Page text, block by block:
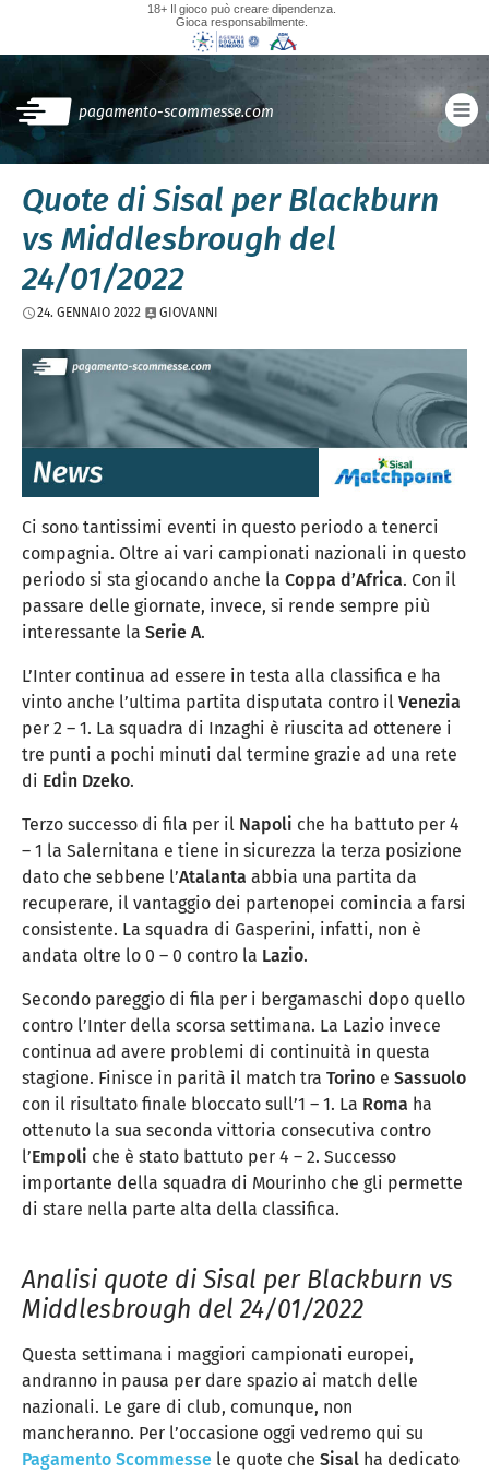
18+ Il gioco può creare dipendenza.
Gioca responsabilmente.
pagamento-scommesse.com
Quote di Sisal per Blackburn
vs Middlesbrough del
24/01/2022
24. GENNAIO 2022 GIOVANNI
Ci sono tantissimi eventi in questo periodo a tenerci
compagnia. Oltre ai vari campionati nazionali in questo
periodo si sta giocando anche la Coppa d’Africa. Con il
passare delle giornate, invece, si rende sempre più
interessante la Serie A.
L’Inter continua ad essere in testa alla classifica e ha
vinto anche l’ultima partita disputata contro il Venezia
per 2 – 1. La squadra di Inzaghi è riuscita ad ottenere i
tre punti a pochi minuti dal termine grazie ad una rete
di Edin Dzeko.
Terzo successo di fila per il Napoli che ha battuto per 4
– 1 la Salernitana e tiene in sicurezza la terza posizione
dato che sebbene l’Atalanta abbia una partita da
recuperare, il vantaggio dei partenopei comincia a farsi
consistente. La squadra di Gasperini, infatti, non è
andata oltre lo 0 – 0 contro la Lazio.
Secondo pareggio di fila per i bergamaschi dopo quello
contro l’Inter della scorsa settimana. La Lazio invece
continua ad avere problemi di continuità in questa
stagione. Finisce in parità il match tra Torino e Sassuolo
con il risultato finale bloccato sull’1 – 1. La Roma ha
ottenuto la sua seconda vittoria consecutiva contro
l’Empoli che è stato battuto per 4 – 2. Successo
importante della squadra di Mourinho che gli permette
di stare nella parte alta della classifica.
Analisi quote di Sisal per Blackburn vs
Middlesbrough del 24/01/2022
Questa settimana i maggiori campionati europei,
andranno in pausa per dare spazio ai match delle
nazionali. Le gare di club, comunque, non
mancheranno. Per l’occasione oggi vedremo qui su
Pagamento Scommesse le quote che Sisal ha dedicato